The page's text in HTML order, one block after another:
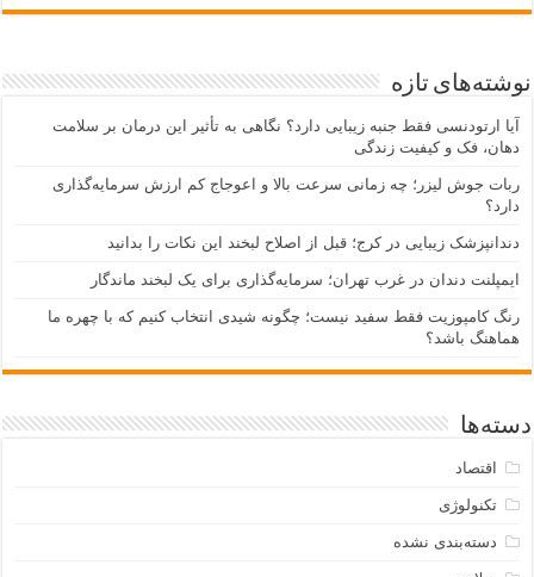
نوشته‌های تازه
آیا ارتودنسی فقط جنبه زیبایی دارد؟ نگاهی به تأثیر این درمان بر سلامت
دهان، فک و کیفیت زندگی
ربات جوش لیزر؛ چه زمانی سرعت بالا و اعوجاج کم ارزش سرمایه‌گذاری
دارد؟
دندانپزشک زیبایی در کرج؛ قبل از اصلاح لبخند این نکات را بدانید
ایمپلنت دندان در غرب تهران؛ سرمایه‌گذاری برای یک لبخند ماندگار
رنگ کامپوزیت فقط سفید نیست؛ چگونه شیدی انتخاب کنیم که با چهره ما
هماهنگ باشد؟
دسته‌ها
اقتصاد
تکنولوژی
دسته‌بندی نشده